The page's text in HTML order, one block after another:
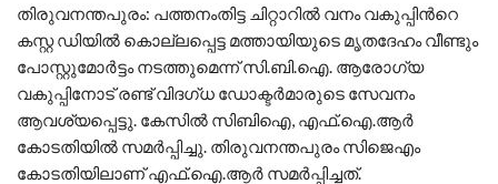
തി​രു​വ​ന​ന്ത​പു​രം: പ​ത്ത​നം​തി​ട്ട ചി​റ്റാറില്‍ വനം വകുപ്പിന്‍റെ
കസ്റ്റ ഡിയില്‍ കൊല്ലപ്പെട്ട മ​ത്താ​യിയുടെ മൃതദേഹം വീണ്ടും
പോസ്റ്റുമോര്‍ട്ടം നടത്തുമെന്ന് സി.ബി.ഐ. ആരോഗ്യ
വകുപ്പിനോട് രണ്ട് വിദഗ്ധ ഡോക്ടര്‍മാരുടെ സേവനം
ആവശ്യപ്പെട്ടു. കേസില്‍ സിബിഐ, എഫ്.ഐ.ആര്‍
കോടതിയില്‍ സമര്‍പ്പിച്ചു. തിരുവനന്തപുരം സിജെഎം
കോടതിയിലാണ് എഫ്.ഐ.ആര്‍ സമര്‍പ്പിച്ചത്.